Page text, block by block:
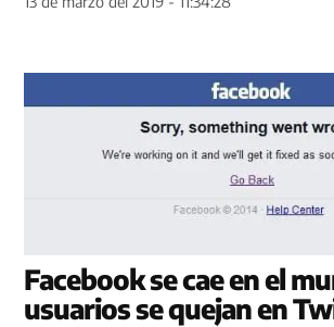
Facebook se cae en el
usuarios se quejan en